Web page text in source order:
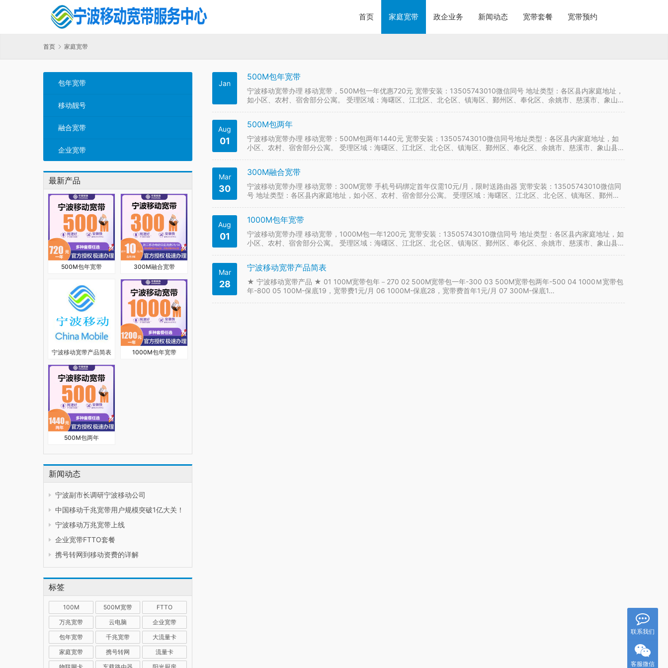
首页 家庭宽带 政企业务 新闻动态 宽带套餐 宽带预约
首页 家庭宽带
包年宽带
移动靓号
融合宽带
企业宽带
最新产品
500M包年宽带 300M融合宽带
宁波移动宽带产品简表 1000M包年宽带
500M包两年
新闻动态
宁波副市长调研宁波移动公司
中国移动千兆宽带用户规模突破1亿大关！
宁波移动万兆宽带上线
企业宽带FTTO套餐
携号转网到移动资费的详解
标签
100M 500M宽带
FTTO
万兆宽带
云电脑
企业宽带
包年宽带
千兆宽带
大流量卡
家庭宽带
携号转网
流量卡
Jan
500M包年宽带
宁波移动宽带办理 移动宽带，500M包一年优惠720元 宽带安装：13505743010微信同号 地址类型：各区县内家庭地址，
如小区、农村、宿舍部分公寓。 受理区域：海曙区、江北区、北仑区、镇海区、鄞州区、奉化区、余姚市、慈溪市、象山
Aug
01
500M包两年
宁波移动宽带办理 移动宽带：500M包两年1440元 宽带安装：13505743010微信同号地址类型：各区县内家庭地址，如
小区、农村、宿舍部分公寓。 受理区域：海曙区、江北区、北仑区、镇海区、鄞州区、奉化区、余姚市、慈溪市、象山县、
Mar
30
300M融合宽带
宁波移动宽带办理 移动宽带：300M宽带 手机号码绑定首年仅需10元/月，限时送路由器 宽带安装：13505743010微信同
号 地址类型：各区县内家庭地址，如小区、农村、宿舍部分公寓。 受理区域：海曙区、江北区、北仑区、镇海区、鄞州
Aug
01
1000M包年宽带
宁波移动宽带办理 移动宽带，1000M包一年1200元 宽带安装：13505743010微信同号 地址类型：各区县内家庭地址，如
小区、农村、宿舍部分公寓。 受理区域：海曙区、江北区、北仑区、镇海区、鄞州区、奉化区、余姚市、慈溪市、象山县、
Mar
28
宁波移动宽带产品简表
★ 宁波移动宽带产品 ★ 01 100M宽带包年－270 02 500M宽带包一年-300 03 500M宽带包两年-500 04 1000Ｍ宽带包
年-800 05 100M-保底19，宽带费1元/月 06 1000M-保底28，宽带费首年1元/月 07 300M-保底1…
联系我们
客服微信